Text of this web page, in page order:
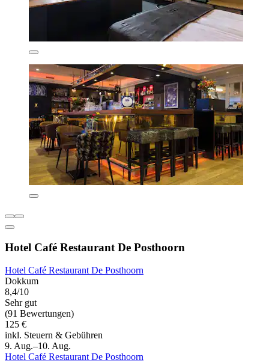
Hotel Café Restaurant De Posthoorn
Hotel Café Restaurant De Posthoorn
Dokkum
8,4/10
Sehr gut
(91 Bewertungen)
125 €
inkl. Steuern & Gebühren
9. Aug.–10. Aug.
Hotel Café Restaurant De Posthoorn